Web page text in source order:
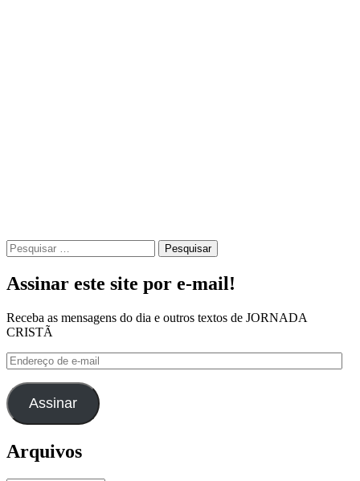
Pesquisar
por:
Assinar este site por e-mail!
Receba as mensagens do dia e outros textos de JORNADA
CRISTÃ
Endereço
de
e-
mail
Assinar
Arquivos